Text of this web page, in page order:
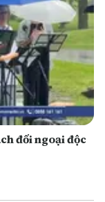
đối ngoại độc